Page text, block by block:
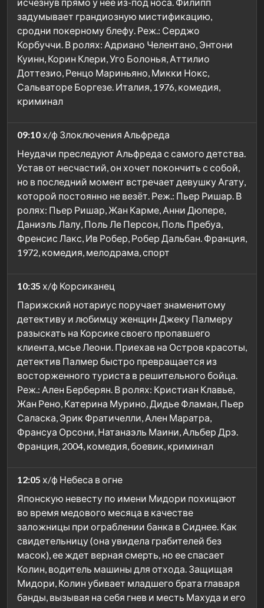
задумывает грандиозную мистификацию,
сродни покерному блефу. Реж.: Серджо
Корбуччи. В ролях: Адриано Челентано, Энтони
Куинн, Корин Клери, Уго Болонья, Аттилио
Доттезио, Ренцо Мариньяно, Микки Нокс,
Сальваторе Боргезе. Италия, 1976, комедия,
криминал
09:10 х/ф Злоключения Альфреда
Неудачи преследуют Альфреда с самого детства.
Устав от несчастий, он хочет покончить с собой,
но в последний момент встречает девушку Агату,
которой постоянно не везёт. Реж.: Пьер Ришар. В
ролях: Пьер Ришар, Жан Карме, Анни Дюпере,
Даниэль Лалу, Поль Ле Персон, Поль Пребуа,
Френсис Лакс, Ив Робер, Робер Дальбан. Франция,
1972, комедия, мелодрама, спорт
10:35 х/ф Корсиканец
Парижский нотариус поручает знаменитому
детективу и любимцу женщин Джеку Палмеру
разыскать на Корсике своего пропавшего
клиента, мсье Леони. Приехав на Остров красоты,
детектив Палмер быстро превращается из
восторженного туриста в решительного бойца.
Реж.: Ален Берберян. В ролях: Кристиан Клавье,
Жан Рено, Катерина Мурино, Дидье Фламан, Пьер
Саласка, Эрик Фратичелли, Ален Маратра,
Франсуа Орсони, Натанаэль Маини, Альбер Дрэ.
Франция, 2004, комедия, боевик, криминал
12:05 х/ф Небеса в огне
Японскую невесту по имени Мидори похищают
во время медового месяца в качестве
заложницы при ограблении банка в Сиднее. Как
свидетельницу (она увидела грабителей без
масок), ее ждет верная смерть, но ее спасает
Колин, водитель машины для отхода. Защищая
Мидори, Колин убивает младшего брата главаря
банды, вызывая на себя гнев и месть Махуда и его